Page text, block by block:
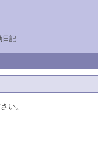
日記
い。